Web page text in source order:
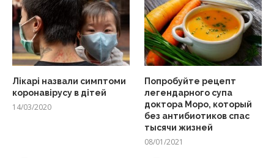
Лікарі назвали симптоми
коронавірусу в дітей
14/03/2020
Попробуйте рецепт
легендарного супа
доктора Моро, который
без антибиотиков спас
тысячи жизней
08/01/2021